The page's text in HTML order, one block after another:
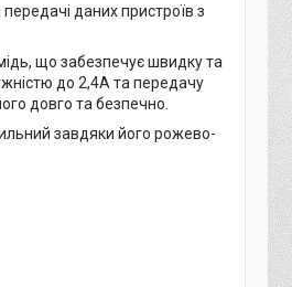
даних пристроїв з
що забезпечує швидку та
до 2,4A та передачу
довго та безпечно.
завдяки його рожево-